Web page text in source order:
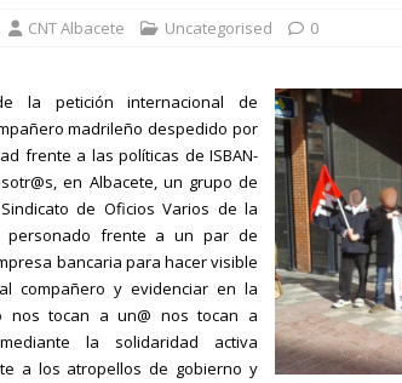
CNT Albacete Uncategorised 0
la petición internacional de
madrileño despedido por
frente a las políticas de ISBAN-
en Albacete, un grupo de
de Oficios Varios de la
personado frente a un par de
bancaria para hacer visible
compañero y evidenciar en la
nos tocan a un@ nos tocan a
la solidaridad activa
a los atropellos de gobierno y